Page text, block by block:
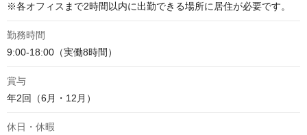
※各オフィスまで2時間以内に出勤できる場所に居住が必要です。
勤務時間
9:00-18:00（実働8時間）
賞与
年2回（6月・12月）
休日・休暇